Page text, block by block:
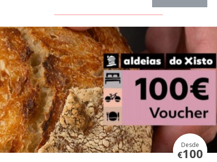
Desde
€100